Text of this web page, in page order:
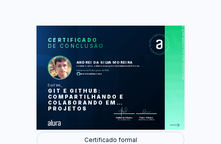
CERTIFICADO
DE CONCLUSÃO
ANDREI DA SILVA MOREIRA
concluiu o curso online com carga horária estimada em 8 horas.
Finalizado em 10 de agosto de 2024
andreidasilvamoreira
Curso
GIT E GITHUB:
COMPARTILHANDO E
COLABORANDO EM
PROJETOS
Guilherme Silveira
Coordenador
Paulo Silveira
Chief Vision Officer
https://cursos.alura.com.br/certificate/819e1bdd-c6c0-4c02-86d4-8fb1188f00d8
LAS
Compartilhando projetos
Colaborando em projetos
Certificado formal